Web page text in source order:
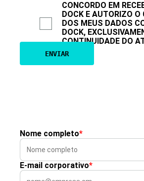
CONCORDO EM
DOCK E AUTORIZO
DOS MEUS DADOS
DOCK,
CONTINUIDADE DO
Nome completo*
E-mail corporativo*